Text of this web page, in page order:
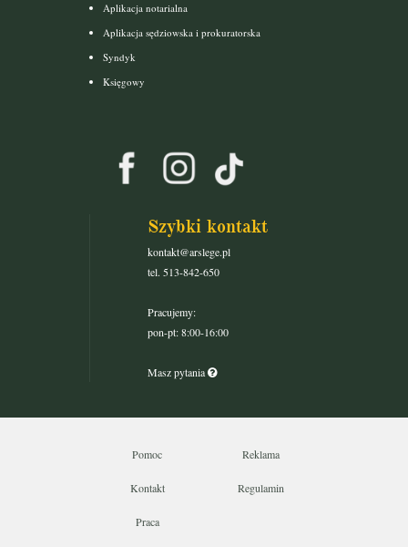
Aplikacja notarialna
Aplikacja sędziowska i prokuratorska
Syndyk
Księgowy
Szybki kontakt
kontakt@arslege.pl
tel. 513-842-650
Pracujemy:
pon-pt: 8:00-16:00
Masz pytania
Pomoc Reklama
Kontakt Regulamin
Praca